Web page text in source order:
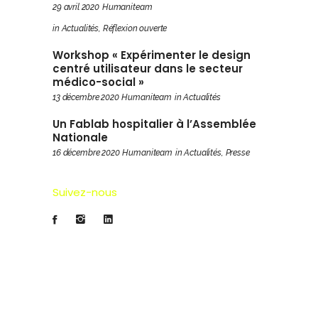
29 avril 2020 Humaniteam
in Actualités Réflexion ouverte
Workshop « Expérimenter le design
centré utilisateur dans le secteur
médico-social »
13 décembre 2020 Humaniteam in Actualités
Un Fablab hospitalier à l’Assemblée
Nationale
16 décembre 2020 Humaniteam in Actualités, Presse
Suivez-nous